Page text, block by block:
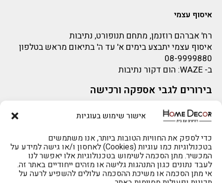
אישור שימוש בעוגיות
כדי לספק את החוויות הטובות ביותר, אנו משתמשים
בטכנולוגיות כמו עוגיות (Cookies) לאחסון ו/או גישה למידע על
המכשיר. מתן הסכמה לשימוש בטכנולוגיות אלו יאפשר לנו
לעבד נתונים כגון התנהגות גלישה או מזהים ייחודיים באתר זה.
אי מתן הסכמה או משיכת ההסכמה עלולים להשפיע לרעה על
איסוף עצמי
רח' אברהם רוזנמן, מתחם תנופורט, נתיבות
איסוף עצמי יתבצע בימים א' עד ה' בתיאום מראש בטלפון
08-9999880
ב- WAZE: הום דקור נתיבות
בירורים לגבי אספקה ורכישה
בירור לגבי אספקה -ניתן לפנות למייל:
sigal@home-decor.co.il
פניות לפני רכישה – ניתן לפנות למייל: omer@home-
decor.co.il